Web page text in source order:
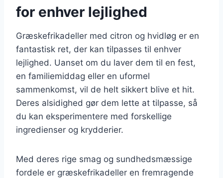
for enhver lejlighed
Græskefrikadeller med citron og hvidløg er en
fantastisk ret, der kan tilpasses til enhver
lejlighed. Uanset om du laver dem til en fest,
en familiemiddag eller en uformel
sammenkomst, vil de helt sikkert blive et hit.
Deres alsidighed gør dem lette at tilpasse, så
du kan eksperimentere med forskellige
ingredienser og krydderier.
Med deres rige smag og sundhedsmæssige
fordele er græskefrikadeller en fremragende